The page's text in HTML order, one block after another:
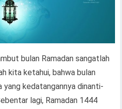
bulan Ramadan sangatlah
kita ketahui, bahwa bulan
yang kedatangannya dinanti-
lagi, Ramadan 1444